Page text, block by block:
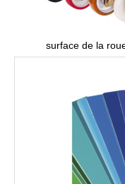
surface de la